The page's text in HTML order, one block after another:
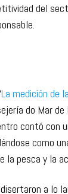
del
La medición de
do Mar
contó con
como
la pesca y la
a lo